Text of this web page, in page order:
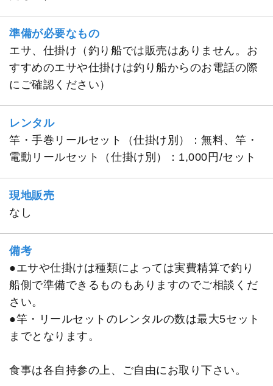
準備が必要なもの
エサ、仕掛け（釣り船では販売はありません。お
すすめのエサや仕掛けは釣り船からのお電話の際
にご確認ください）
レンタル
竿・手巻リールセット（仕掛け別）：無料、竿・
電動リールセット（仕掛け別）：1,000円/セット
現地販売
なし
備考
●エサや仕掛けは種類によっては実費精算で釣り
船側で準備できるものもありますのでご相談くだ
さい。
●竿・リールセットのレンタルの数は最大5セット
までとなります。
食事は各自持参の上、ご自由にお取り下さい。